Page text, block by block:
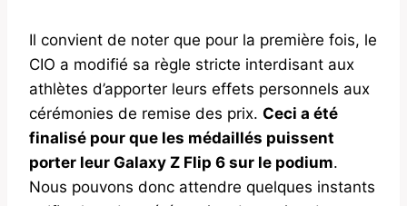
Il convient de noter que pour la première fois, le
CIO a modifié sa règle stricte interdisant aux
athlètes d’apporter leurs effets personnels aux
cérémonies de remise des prix. Ceci a été
finalisé pour que les médaillés puissent
porter leur Galaxy Z Flip 6 sur le podium.
Nous pouvons donc attendre quelques instants